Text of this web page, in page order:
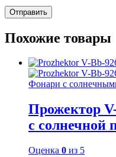
Похожие товары
Фонари с
Прожектор
с солнечной
Оценка 0 из 5